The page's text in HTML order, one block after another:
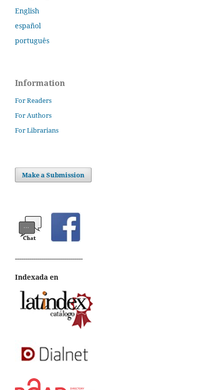
English
español
português
Information
For Readers
For Authors
For Librarians
Make a Submission
----------------------------------
Indexada en